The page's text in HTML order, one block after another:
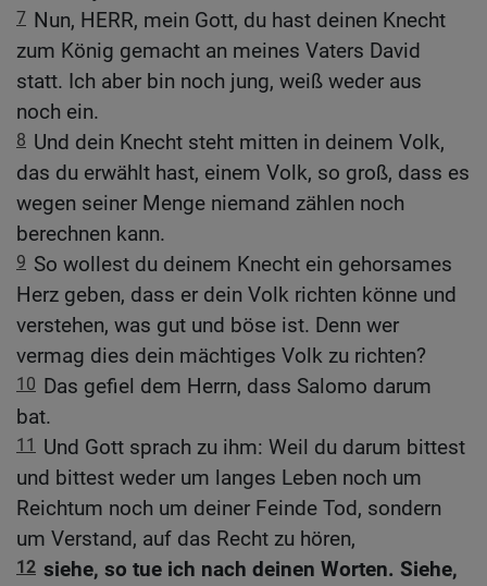
7 Nun, HERR, mein Gott, du hast deinen Knecht
zum König gemacht an meines Vaters David
statt. Ich aber bin noch jung, weiß weder aus
noch ein.
8 Und dein Knecht steht mitten in deinem Volk,
das du erwählt hast, einem Volk, so groß, dass es
wegen seiner Menge niemand zählen noch
berechnen kann.
9 So wollest du deinem Knecht ein gehorsames
Herz geben, dass er dein Volk richten könne und
verstehen, was gut und böse ist. Denn wer
vermag dies dein mächtiges Volk zu richten?
10 Das gefiel dem Herrn, dass Salomo darum
bat.
11
Und Gott sprach zu ihm: Weil du darum bittest
und bittest weder um langes Leben noch um
Reichtum noch um deiner Feinde Tod, sondern
um Verstand, auf das Recht zu hören,
12 siehe, so tue ich nach deinen Worten. Siehe,